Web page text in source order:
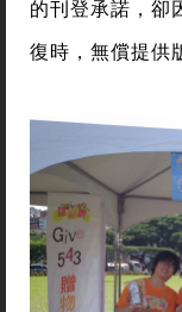
的刊登承諾，卻
復時，無償提供